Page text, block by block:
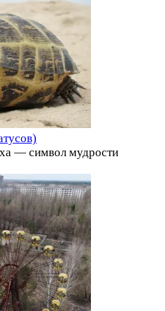
— символ мудрости